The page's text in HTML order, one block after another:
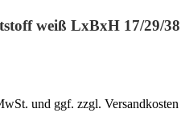
weiß LxBxH 17/29/38
und ggf. zzgl. Versandkosten